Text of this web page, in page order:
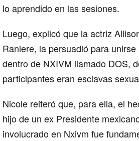
lo aprendido en las sesiones.
Luego, explicó que la actriz
Raniere, la persuadió para unirse
dentro de NXIVM llamado DOS,
participantes eran esclavas
Nicole reiteró que, para ella, el
hijo de un ex Presidente
involucrado en Nxivm fue